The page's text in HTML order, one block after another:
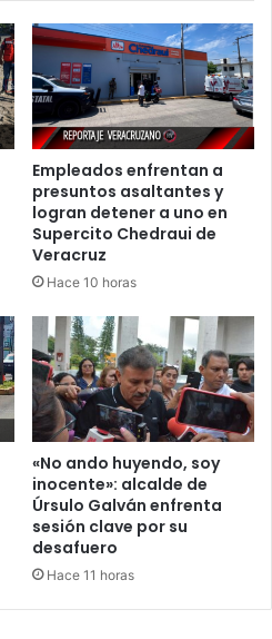
Empleados enfrentan a
presuntos asaltantes y
logran detener a uno en
Supercito Chedraui de
Veracruz
Hace 10 horas
«No ando huyendo, soy
inocente»: alcalde de
Úrsulo Galván enfrenta
sesión clave por su
desafuero
Hace 11 horas